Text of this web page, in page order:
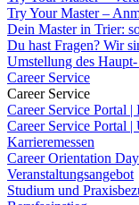
Try Your Master –
Dein Master in Trier:
Du hast Fragen? Wir
Umstellung des
Career Service
Career Service
Career Service Portal
Career Service Portal
Karrieremessen
Career Orientation
Veranstaltungsangebot
Studium und